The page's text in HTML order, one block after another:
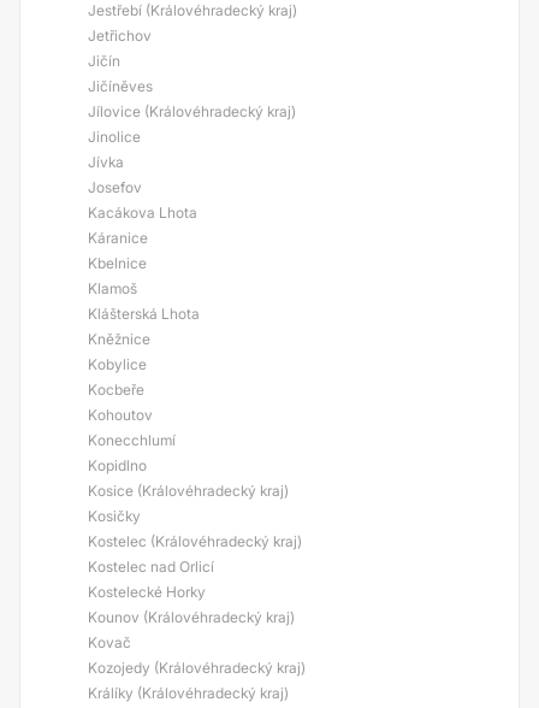
Jestřebí (Královéhradecký kraj)
Jetřichov
Jičín
Jičíněves
Jílovice (Královéhradecký kraj)
Jinolice
Jívka
Josefov
Kacákova Lhota
Káranice
Kbelnice
Klamoš
Klášterská Lhota
Kněžnice
Kobylice
Kocbeře
Kohoutov
Konecchlumí
Kopidlno
Kosice (Královéhradecký kraj)
Kosičky
Kostelec (Královéhradecký kraj)
Kostelec nad Orlicí
Kostelecké Horky
Kounov (Královéhradecký kraj)
Kovač
Kozojedy (Královéhradecký kraj)
Králíky (Královéhradecký kraj)